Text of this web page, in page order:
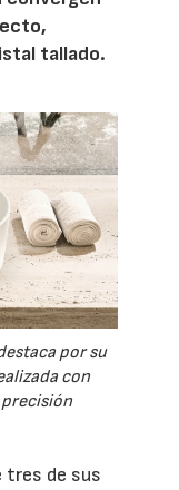
tallado.
por su
con
tres de sus